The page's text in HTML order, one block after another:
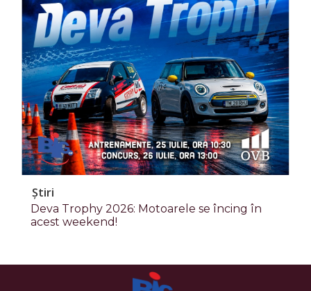
Știri
Deva Trophy 2026: Motoarele se încing în
acest weekend!